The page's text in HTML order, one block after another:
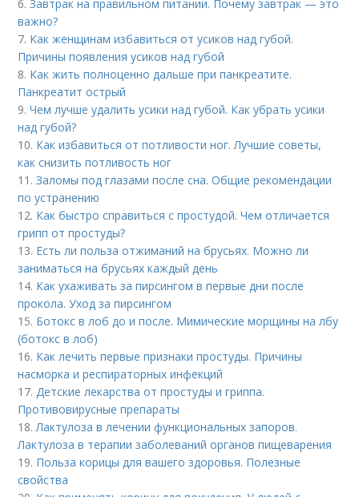
6.Завтрак на правильном питании. Почему завтрак — это
важно?
7. Как женщинам избавиться от усиков над губой.
Причины появления усиков над губой
8. Как жить полноценно дальше при панкреатите.
Панкреатит острый
9.Чем лучше удалить усики над губой. Как убрать усики
над губой?
10. Как избавиться от потливости ног. Лучшие советы,
как снизить потливость ног
11.Заломы под глазами после сна. Общие рекомендации
по устранению
12. Как быстро справиться с простудой. Чем отличается
грипп от простуды?
13. Есть ли польза отжиманий на брусьях. Можно ли
заниматься на брусьях каждый день
14. Как ухаживать за пирсингом в первые дни после
прокола. Уход за пирсингом
15. Ботокс в лоб до и после. Мимические морщины на лбу
(ботокс в лоб)
16. Как лечить первые признаки простуды. Причины
насморка и респираторных инфекций
17. Детские лекарства от простуды и гриппа.
Противовирусные препараты
18. Лактулоза в лечении функциональных запоров.
Лактулоза в терапии заболеваний органов пищеварения
19. Польза корицы для вашего здоровья. Полезные
свойства